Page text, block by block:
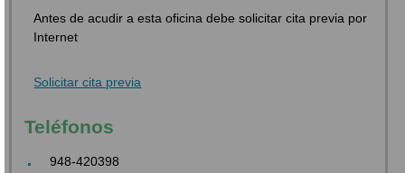
Antes de acudir a esta oficina debe solicitar cita previa por
Internet
Solicitar cita previa
Teléfonos
948-420398